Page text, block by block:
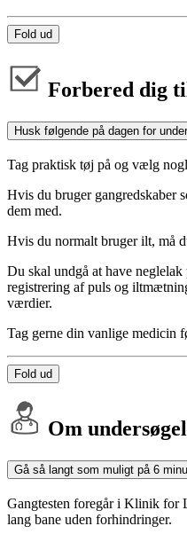
Fold ud
Forbered dig
Husk følgende på dagen for
Tag praktisk tøj på og vælg
Hvis du bruger gangredskaber
dem med.
Hvis du normalt bruger ilt, må
Du skal undgå at have
registrering af puls og
værdier.
Tag gerne din vanlige medicin
Fold ud
Om
Gå så langt som muligt på 6
Gangtesten foregår i Klinik for
lang bane uden forhindringer.